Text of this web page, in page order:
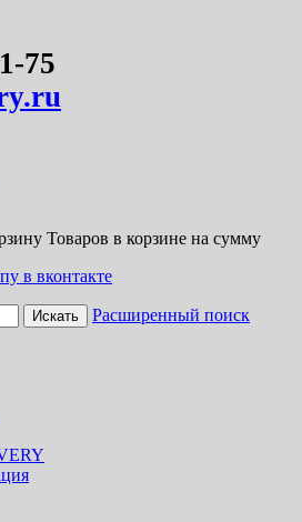
75
Товаров в корзине на сумму
Расширенный поиск